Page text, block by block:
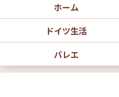
ホーム
ドイツ生活
バレエ